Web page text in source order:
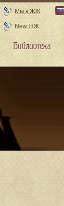
Мы в ЖЖ
New ЖЖ
Библиотека